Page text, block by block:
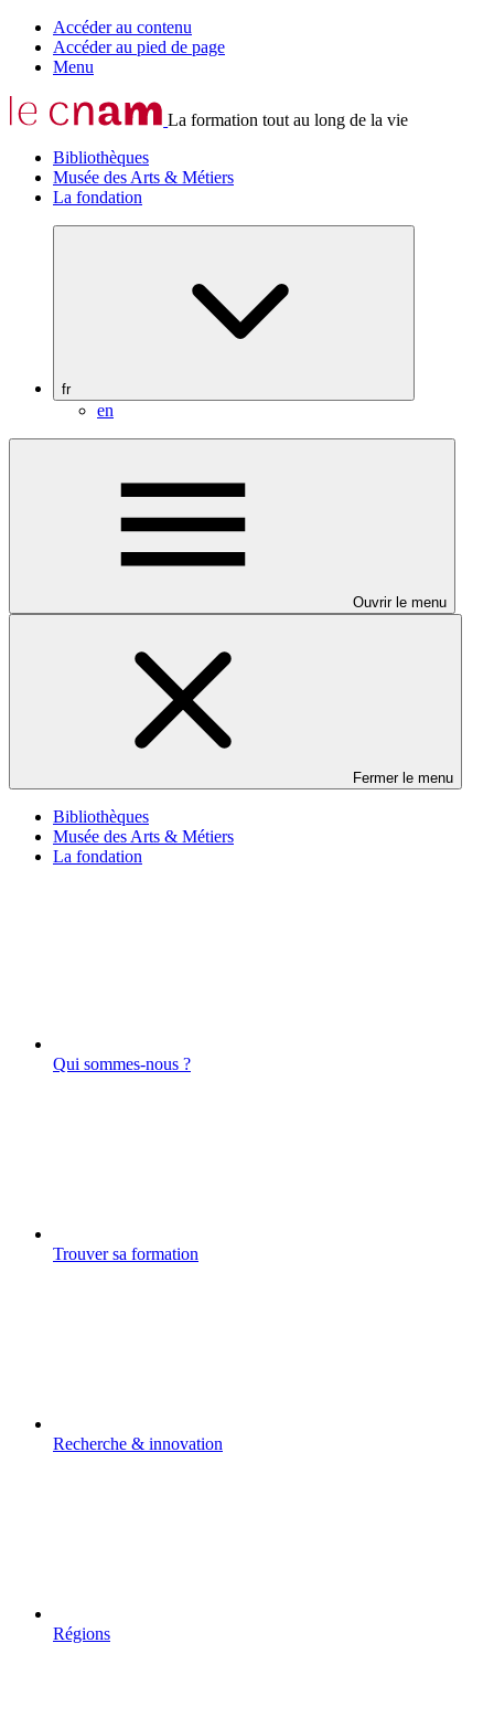
Accéder au contenu
Accéder au pied de page
Menu
La formation tout au long de la vie
Bibliothèques
Musée des Arts & Métiers
La fondation
fr
en
Ouvrir le menu
Fermer le menu
Bibliothèques
Musée des Arts & Métiers
La fondation
Qui sommes-nous ?
Trouver sa formation
Recherche & innovation
Régions